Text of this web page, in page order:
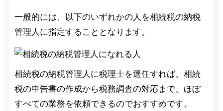
一般的には、以下のいずれかの人を相続税の納税
管理人に指定することとなります。
相続税の納税管理人に税理士を選任すれば、相続
税の申告書の作成から税務調査の対応まで、ほぼ
すべての業務を依頼できるのでおすすめです。